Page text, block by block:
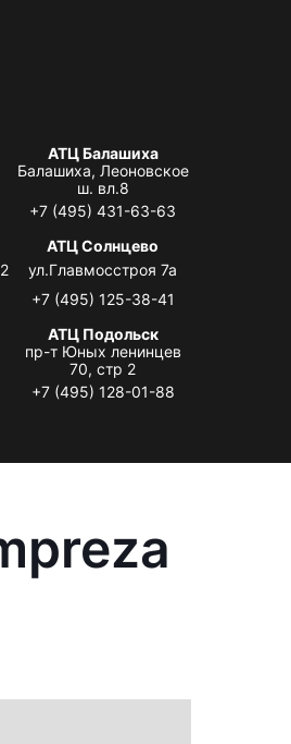
АТЦ Балашиха
Балашиха, Леоновское
ш. вл.8
+7 (495) 431-63-63
АТЦ Солнцево
ул.Главмосстроя 7а
+7 (495) 125-38-41
АТЦ Подольск
пр-т Юных ленинцев
70, стр 2
+7 (495) 128-01-88